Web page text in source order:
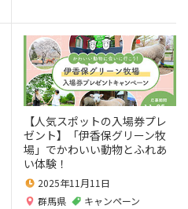
【人気スポットの入場券プレ
ゼント】「伊香保グリーン牧
場」でかわいい動物とふれあ
い体験！
2025年11月11日
群馬県
キャンペーン